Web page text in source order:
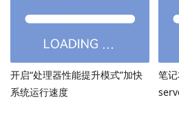
开启“处理器性能提升模式”加快
系统运行速度
笔